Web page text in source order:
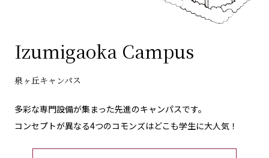
Izumigaoka Campus
泉ヶ丘キャンパス
多彩な専門設備が集まった先進のキャンパスです。
コンセプトが異なる4つのコモンズはどこも学生に大人気！